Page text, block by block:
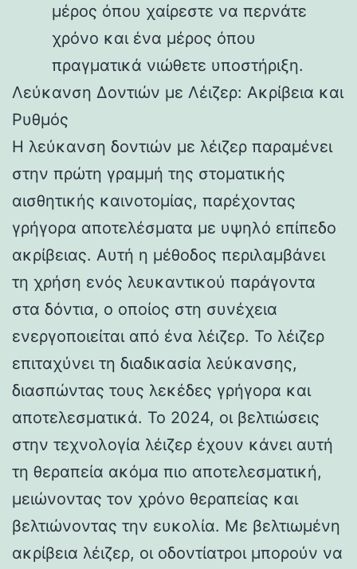
μέρος όπου χαίρεστε να περνάτε
χρόνο και ένα μέρος όπου
πραγματικά νιώθετε υποστήριξη.
Λεύκανση Δοντιών με Λέιζερ: Ακρίβεια και
Ρυθμός
Η λεύκανση δοντιών με λέιζερ παραμένει
στην πρώτη γραμμή της στοματικής
αισθητικής καινοτομίας, παρέχοντας
γρήγορα αποτελέσματα με υψηλό επίπεδο
ακρίβειας. Αυτή η μέθοδος περιλαμβάνει
τη χρήση ενός λευκαντικού παράγοντα
στα δόντια, ο οποίος στη συνέχεια
ενεργοποιείται από ένα λέιζερ. Το λέιζερ
επιταχύνει τη διαδικασία λεύκανσης,
διασπώντας τους λεκέδες γρήγορα και
αποτελεσματικά. Το 2024, οι βελτιώσεις
στην τεχνολογία λέιζερ έχουν κάνει αυτή
τη θεραπεία ακόμα πιο αποτελεσματική,
μειώνοντας τον χρόνο θεραπείας και
βελτιώνοντας την ευκολία. Με βελτιωμένη
ακρίβεια λέιζερ, οι οδοντίατροι μπορούν να